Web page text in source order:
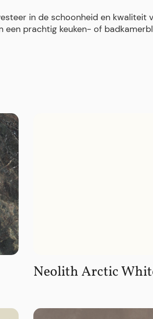
in de schoonheid en kwaliteit
een prachtig keuken- of
Neolith Arctic